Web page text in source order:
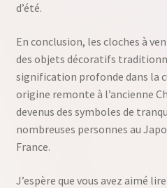
d’été.
En conclusion, les cloches à
des objets décoratifs
signification profonde dans la
origine remonte à l’ancienne
devenus des symboles de
nombreuses personnes au
France.
J’espère que vous avez aimé